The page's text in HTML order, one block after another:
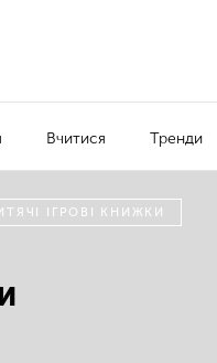
Вчитися Тренди
ІГРОВІ КНИЖКИ